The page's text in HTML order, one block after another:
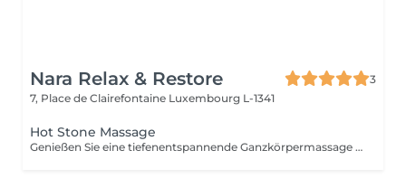
Nara Relax & Restore
3
7, Place de Clairefontaine Luxembourg L-1341
Hot Stone Massage
Genießen Sie eine tiefenentspannende Ganzkörpermassage mit erwärmten Vulkansteinen und hochwertigen warmen Ölen. Die wohltuende Wärme hilft, Muskelverspannungen zu lösen, die Durchblutung zu fördern, Stress abzubauen und ein tiefes Gefühl von Entspannung und Wohlbefinden zu schaffen.